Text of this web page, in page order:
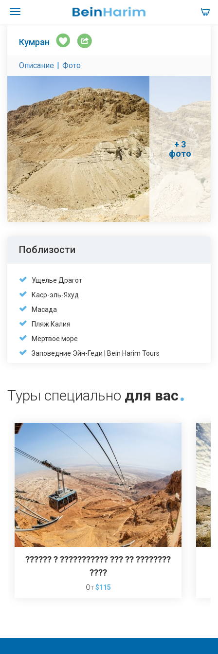
Кумран
Описание | Фото
+ 3
фото
Поблизости
Ущелье Драгот
Каср-эль-Яхуд
Масада
Пляж Калия
Мёртвое море
Заповедние Эйн-Геди | Bein Harim Tours
Туры специально для вас
?????? ? ??????????? ??? ?? ????????
????
От$115